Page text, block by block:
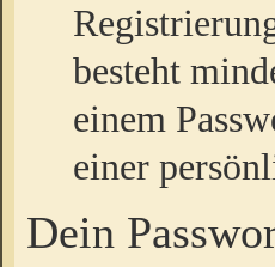
besteht
einem
einer
Dein